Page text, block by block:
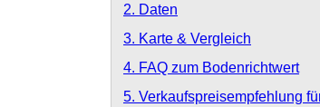
2. Daten
3. Karte & Vergleich
4. FAQ zum Bodenrichtwert
5. Verkaufspreisempfehlung